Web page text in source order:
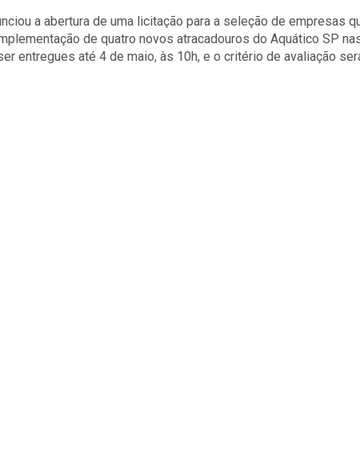
a abertura de uma licitação para a seleção de empresas
de quatro novos atracadouros do Aquático SP
entregues até 4 de maio, às 10h, e o critério de avaliação